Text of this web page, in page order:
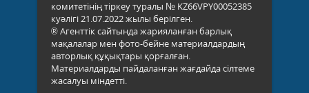
комитетінің тіркеу туралы № KZ66VPY00052385
куәлігі 21.07.2022 жылы берілген.
® Агенттік сайтында жарияланған барлық
мақалалар мен фото-бейне материалдардың
авторлық құқықтары қорғалған.
Материалдарды пайдаланған жағдайда сілтеме
жасалуы міндетті.